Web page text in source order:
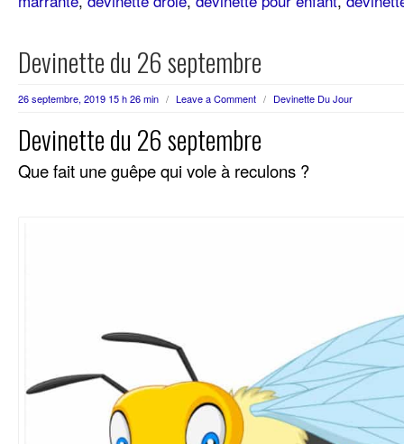
Devinette du 26 septembre
26 septembre, 2019 15 h 26 min / Leave a Comment / Devinette Du Jour
Devinette du 26 septembre
Que fait une guêpe qui vole à reculons ?